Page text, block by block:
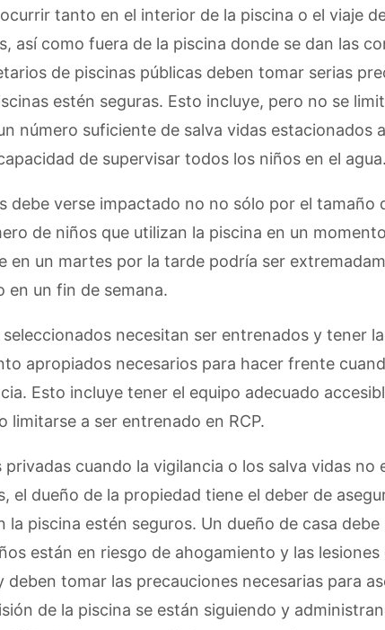
tanto en el interior de la piscina o el viaje
así como fuera de la piscina donde se dan las
de piscinas públicas deben tomar serias
estén seguras. Esto incluye, pero no se
número suficiente de salva vidas estacionados
de supervisar todos los niños en el agua.
debe verse impactado no no sólo por el tamaño
de niños que utilizan la piscina en un
en un martes por la tarde podría ser
en un fin de semana.
seleccionados necesitan ser entrenados y tener
apropiados necesarios para hacer frente
Esto incluye tener el equipo adecuado
limitarse a ser entrenado en RCP.
privadas cuando la vigilancia o los salva vidas no
el dueño de la propiedad tiene el deber de
la piscina estén seguros. Un dueño de casa debe
están en riesgo de ahogamiento y las lesiones
deben tomar las precauciones necesarias para
de la piscina se están siguiendo y